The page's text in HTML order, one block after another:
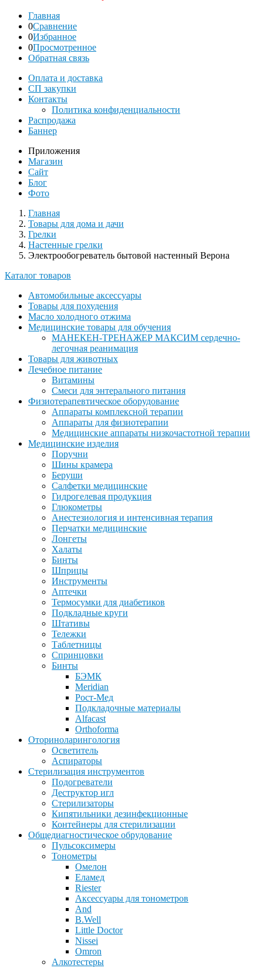
Главная
0Сравнение
0Избранное
0Просмотренное
Обратная связь
Оплата и доставка
СП закупки
Контакты
Политика конфиденциальности
Распродажа
Баннер
Приложения
Магазин
Сайт
Блог
Фото
Главная
Товары для дома и дачи
Грелки
Настенные грелки
Электрообогреватель бытовой настенный Верона
Каталог товаров
Автомобильные аксессуары
Товары для похудения
Масло холодного отжима
Медицинские товары для обучения
МАНЕКЕН-ТРЕНАЖЕР МАКСИМ сердечно-
легочная реанимация
Товары для животных
Лечебное питание
Витамины
Смеси для энтерального питания
Физиотерапевтическое оборудование
Аппараты комплексной терапии
Аппараты для физиотерапии
Медицинские аппараты низкочастотной терапии
Медицинские изделия
Поручни
Шины крамера
Беруши
Салфетки медицинские
Гидрогелевая продукция
Глюкометры
Анестезиология и интенсивная терапия
Перчатки медицинские
Лонгеты
Халаты
Бинты
Шприцы
Инструменты
Аптечки
Термосумки для диабетиков
Подкладные круги
Штативы
Тележки
Таблетницы
Спринцовки
Бинты
БЭМК
Meridian
Рост-Мед
Подкладочные материалы
Alfacast
Orthoforma
Оториноларингология
Осветитель
Аспираторы
Стерилизация инструментов
Подогреватели
Деструктор игл
Стерилизаторы
Кипятильники дезинфекционные
Контейнеры для стерилизации
Общедиагностическое обрудование
Пульсоксимеры
Тонометры
Омелон
Еламед
Riester
Аксессуары для тонометров
And
B.Well
Little Doctor
Nissei
Omron
Алкотестеры